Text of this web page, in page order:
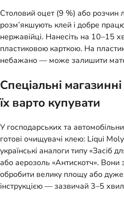
Столовий оцет (9 %) або розчин
розм’якшують клей і добре
нержавійці. Нанесіть на 10–15
пластиковою карткою. На
небажано — може залишити
Спеціальні
їх варто купувати
У господарських та
готові очищувачі клею: Liqui
українські аналоги типу «Засіб
або аерозоль «Антискотч». Вони
обробити велику площу або дуже
інструкцією — зазвичай 3–5